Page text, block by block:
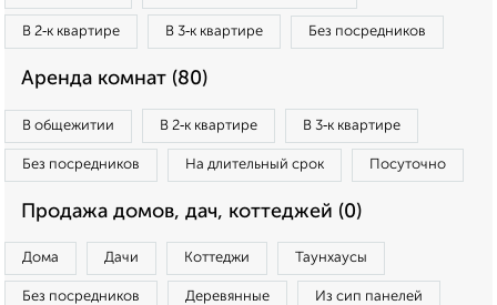
В 2‑к квартире В 3‑к квартире Без посредников
Аренда комнат (80)
В общежитии В 2‑к квартире В 3‑к квартире
Без посредников На длительный срок Посуточно
Продажа домов, дач, коттеджей (0)
Дома Дачи Коттеджи Таунхаусы
Без посредников Деревянные Из сип панелей